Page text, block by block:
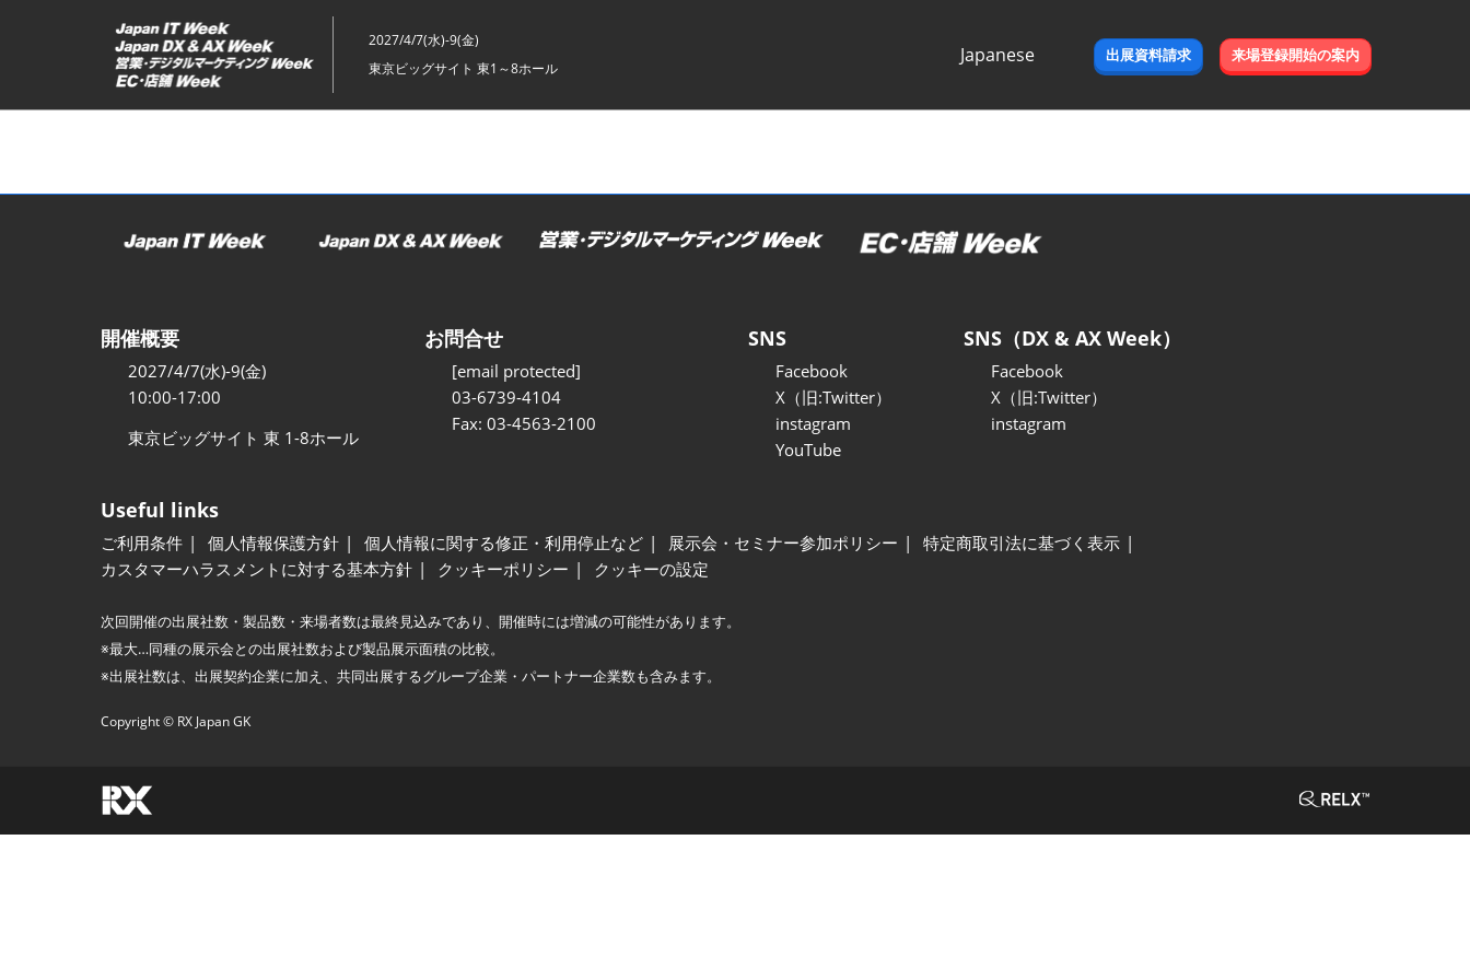
ッ
2027/4/7(水)-9(金)
東京ビッグサイト 東1～8ホール
Japanese
出展資料請求 来場登録開始の案内
開催概要
2027/4/7(水)-9(金)
10:00-17:00
東京ビッグサイト 東 1-8ホール
お問合せ
[email protected]
03-6739-4104
Fax: 03-4563-2100
SNS
Facebook
X（旧:Twitter）
instagram
YouTube
SNS（DX & AX Week）
Facebook
X（旧:Twitter）
instagram
Useful links
ご利用条件 個人情報保護方針 個人情報に関する修正・利用停止など 展示会・セミナー参加ポリシー
特定商取引法に基づく表示
カスタマーハラスメントに対する基本方針
クッキーポリシー クッキーの設定
次回開催の出展社数・製品数・来場者数は最終見込みであり、開催時には増減の可能性があります。
※最大…同種の展示会との出展社数および製品展示面積の比較。
※出展社数は、出展契約企業に加え、共同出展するグループ企業・パートナー企業数も含みます。
Copyright © RX Japan GK